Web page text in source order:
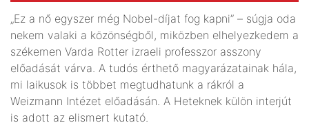
„Ez a nő egyszer még Nobel-díjat fog kapni” – súgja oda
nekem valaki a közönségből, miközben elhelyezkedem a
székemen Varda Rotter izraeli professzor asszony
előadását várva. A tudós érthető magyarázatainak hála,
mi laikusok is többet megtudhatunk a rákról a
Weizmann Intézet előadásán. A Heteknek külön interjút
is adott az elismert kutató.